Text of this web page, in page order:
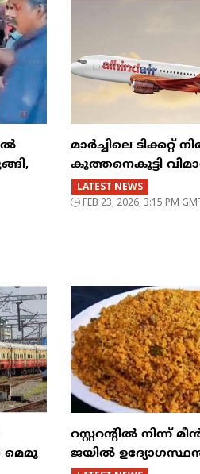
മാർച്ചിലെ ടിക്കറ്റ്
കുത്തനെകൂട്ടി
LATEST NEWS
FEB 23, 2026, 3:15 PM
മെമു
റസ്റ്ററന്റില്‍ നിന്ന്
ജയില്‍